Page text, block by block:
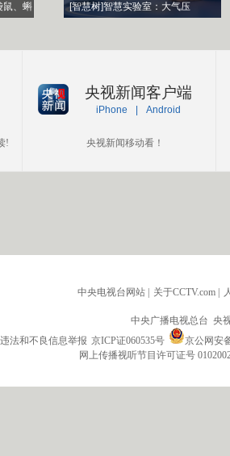
鼠、蝌
[智慧树]智慧实验室：大气压
!
央视新闻客户端
iPhone Android
央视新闻移动看！
中央电视台网站 关于CCTV.com
中央广播电视总台 央
违法和不良信息举报 京ICP证060535号
京公网安
网上传播视听节目许可证号